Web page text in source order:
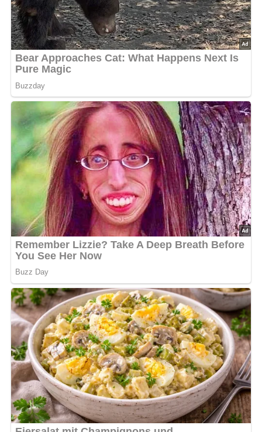
Bild für dein Pinterest-Board